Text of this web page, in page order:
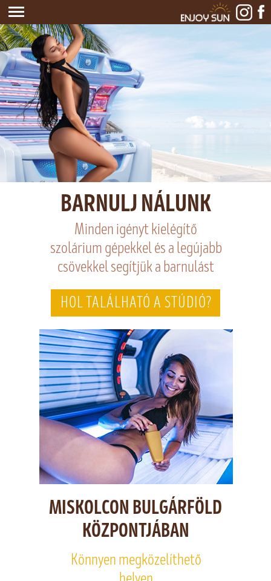
KEZDŐLAP
BEMUTATKOZAS
MIÉRT MINKET
STÚDIÓ
RÓLUNK MONDTÁK
KAPCSOLAT
BARNULJ NÁLUNK
Minden igényt kielégítő
szolárium gépekkel és a legújabb
csövekkel segítjük a barnulást
HOL TALÁLHATÓ A STÚDIÓ?
MISKOLCON BULGÁRFÖLD
KÖZPONTJÁBAN
Könnyen megközelíthető